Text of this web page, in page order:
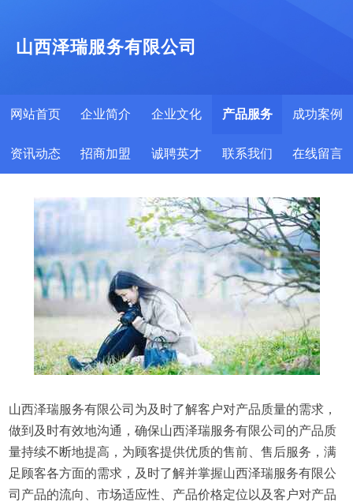
山西泽瑞服务有限公司
网站首页 企业简介 企业文化 产品服务 成功案例
资讯动态 招商加盟 诚聘英才 联系我们 在线留言
山西泽瑞服务有限公司为及时了解客户对产品质量的需求，
做到及时有效地沟通，确保山西泽瑞服务有限公司的产品质
量持续不断地提高，为顾客提供优质的售前、售后服务，满
足顾客各方面的需求，及时了解并掌握山西泽瑞服务有限公
司产品的流向、市场适应性、产品价格定位以及客户对产品